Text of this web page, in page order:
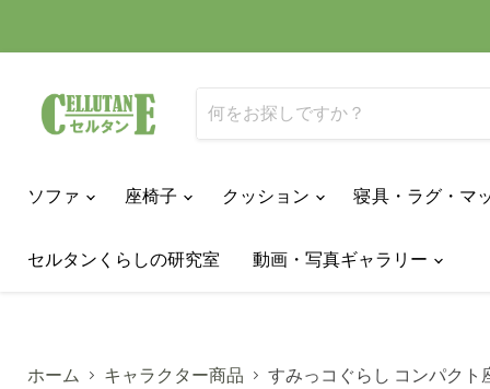
ソファ 座椅子 クッション 寝具・ラグ・マ
セルタンくらしの研究室 動画・写真ギャラリー
ホーム キャラクター商品 すみっコぐらし コンパクト